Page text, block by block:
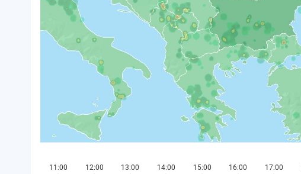
11:00 12:00 13:00 14:00 15:00 16:00 17:00